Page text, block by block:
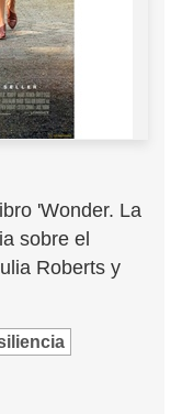
'Wonder. La
sobre el
Roberts y